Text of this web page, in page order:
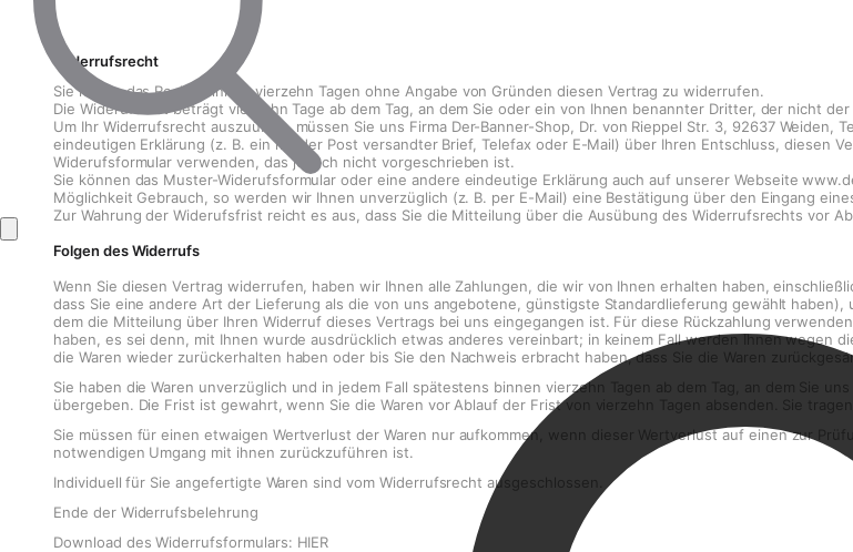
Widerrufsrecht
Sie haben das Recht, binnen vierzehn Tagen ohne Angabe von Gründen diesen Vertrag zu widerrufen.
Die Widerufsfrist beträgt vierzehn Tage ab dem Tag, an dem Sie oder ein von Ihnen benannter Dritter, der nicht
Um Ihr Widerrufsrecht auszuüben, müssen Sie uns Firma Der-Banner-Shop, Dr. von Rieppel Str. 3, 92637
eindeutigen Erklärung (z. B. ein mit der Post versandter Brief, Telefax oder E-Mail) über Ihren Entschluss, diesen
Widerufsformular verwenden, das jedoch nicht vorgeschrieben ist.
Sie können das Muster-Widerufsformular oder eine andere eindeutige Erklärung auch auf unserer Webseite
Möglichkeit Gebrauch, so werden wir Ihnen unverzüglich (z. B. per E-Mail) eine Bestätigung über den Eingang
Zur Wahrung der Widerufsfrist reicht es aus, dass Sie die Mitteilung über die Ausübung des Widerrufsrechts vor
Folgen des Widerrufs
Wenn Sie diesen Vertrag widerrufen, haben wir Ihnen alle Zahlungen, die wir von Ihnen erhalten haben,
dass Sie eine andere Art der Lieferung als die von uns angebotene, günstigste Standardlieferung gewählt
dem die Mitteilung über Ihren Widerruf dieses Vertrags bei uns eingegangen ist. Für diese Rückzahlung
haben, es sei denn, mit Ihnen wurde ausdrücklich etwas anderes vereinbart; in keinem Fall werden Ihnen wegen
die Waren wieder zurückerhalten haben oder bis Sie den Nachweis erbracht haben, dass Sie die Waren
Sie haben die Waren unverzüglich und in jedem Fall spätestens binnen vierzehn Tagen ab dem Tag, an dem Sie
übergeben. Die Frist ist gewahrt, wenn Sie die Waren vor Ablauf der Frist von vierzehn Tagen absenden. Sie
Sie müssen für einen etwaigen Wertverlust der Waren nur aufkommen, wenn dieser Wertverlust auf einen zur
notwendigen Umgang mit ihnen zurückzuführen ist.
Individuell für Sie angefertigte Waren sind vom Widerrufsrecht ausgeschlossen.
Ende der Widerrufsbelehrung
Download des Widerrufsformulars: HIER